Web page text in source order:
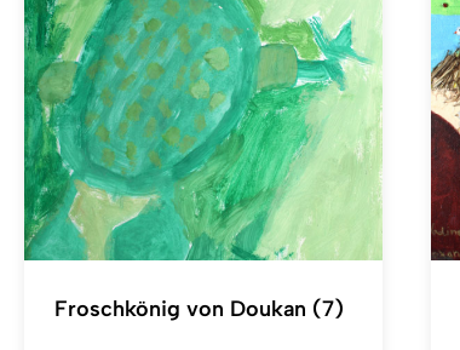
Froschkönig von Doukan (7)